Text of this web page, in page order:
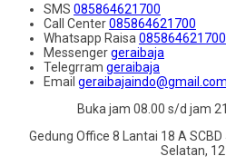
SMS 085864621700
Call Center085864621700
Whatsapp Raisa 085864621700
Messengergeraibaja
Telegrram geraibaja
Email geraibajaindo@gmail.com
Buka jam 08.00 s/d jam
Gedung Office 8 Lantai 18 A
Selatan,